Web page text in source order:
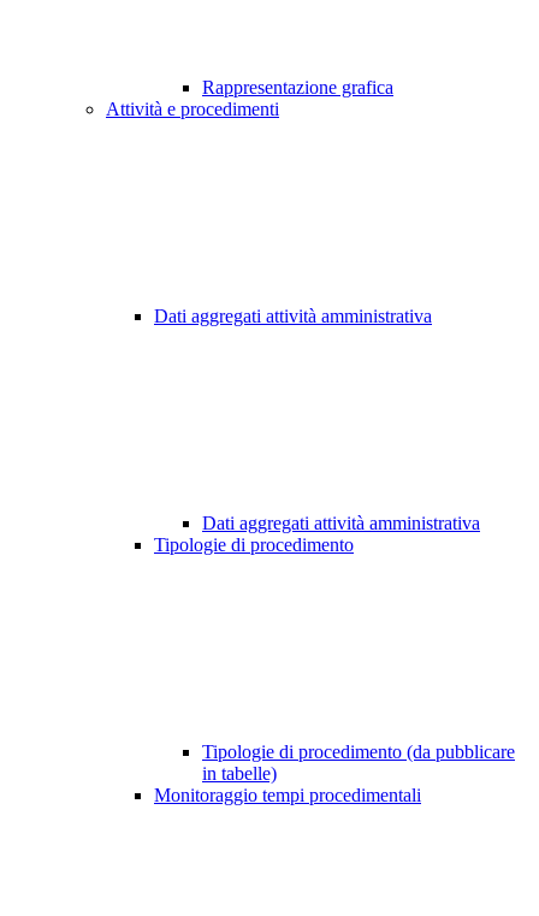
Rappresentazione grafica
Attività e procedimenti
Dati aggregati attività amministrativa
Dati aggregati attività amministrativa
Tipologie di procedimento
Tipologie di procedimento (da pubblicare
in tabelle)
Monitoraggio tempi procedimentali